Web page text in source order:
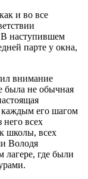
и во все
В наступившем
парте у окна,
внимание
была не обычная
каждым его шагом
него всех
школы, всех
Володя
лагере, где были